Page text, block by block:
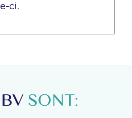
ci.
SONT: